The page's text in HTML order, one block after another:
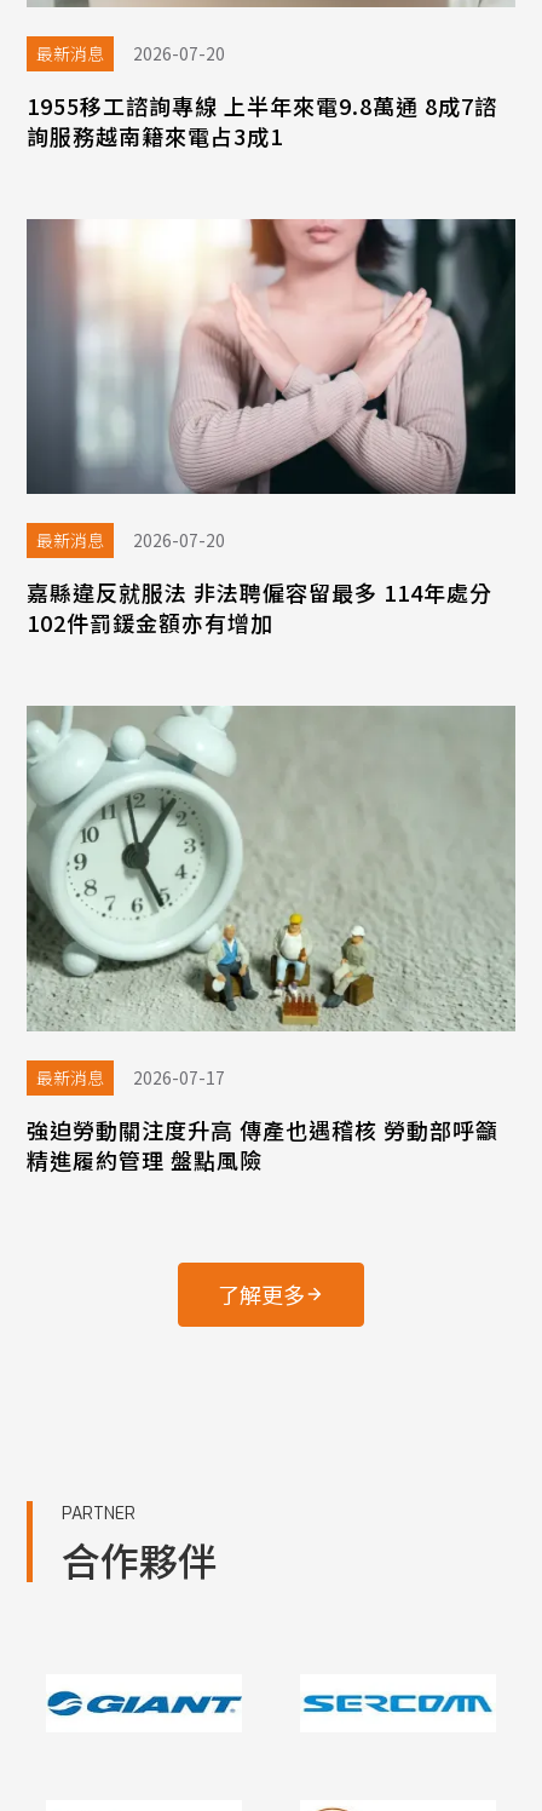
最新消息 2026-07-20
1955移工諮詢專線 上半年來電9.8萬通 8成7諮
詢服務越南籍來電占3成1
最新消息 2026-07-20
嘉縣違反就服法 非法聘僱容留最多 114年處分
102件罰鍰金額亦有增加
最新消息 2026-07-17
強迫勞動關注度升高 傳產也遇稽核 勞動部呼籲
精進履約管理 盤點風險
了解更多
PARTNER
合作夥伴